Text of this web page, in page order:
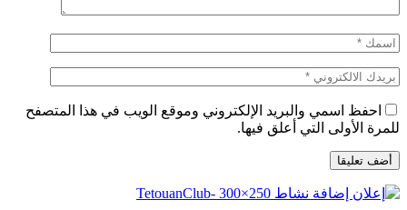
احفظ اسمي والبريد الإلكتروني وموقع الويب في هذا المتصفح
للمرة الأولى التي أعلق فيها.